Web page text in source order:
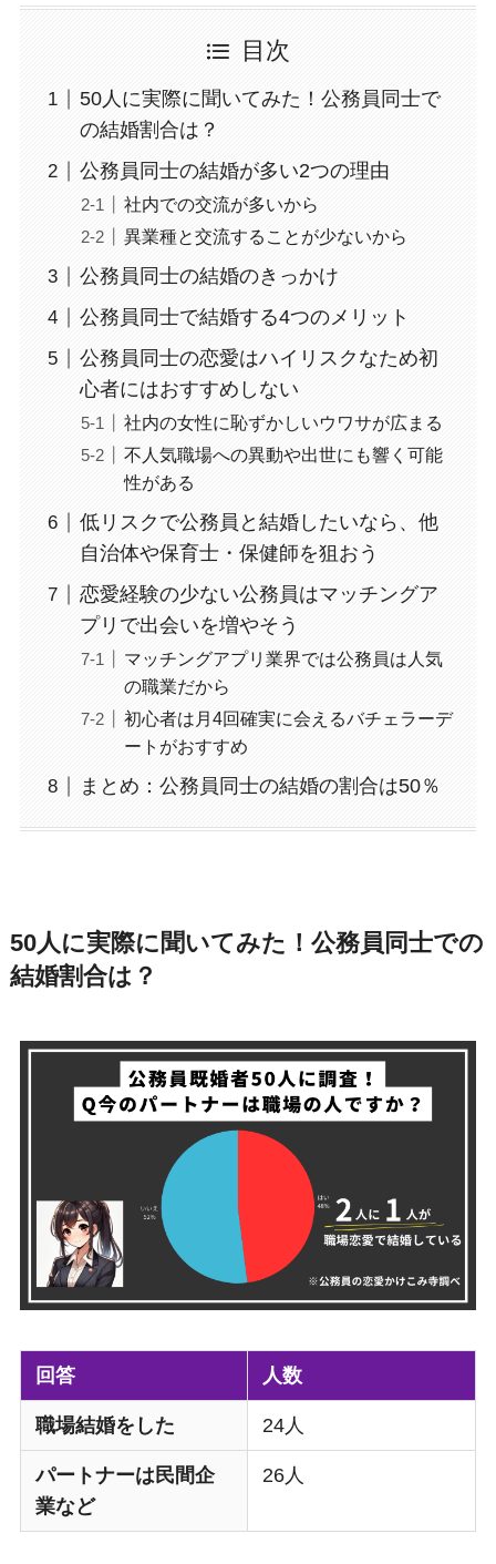
目次
50人に実際に聞いてみた！公務員同士で
の結婚割合は？
公務員同士の結婚が多い2つの理由
社内での交流が多いから
異業種と交流することが少ないから
公務員同士の結婚のきっかけ
公務員同士で結婚する4つのメリット
公務員同士の恋愛はハイリスクなため初
心者にはおすすめしない
社内の女性に恥ずかしいウワサが広まる
不人気職場への異動や出世にも響く可能
性がある
低リスクで公務員と結婚したいなら、他
自治体や保育士・保健師を狙おう
恋愛経験の少ない公務員はマッチングア
プリで出会いを増やそう
マッチングアプリ業界では公務員は人気
の職業だから
初心者は月4回確実に会えるバチェラーデ
ートがおすすめ
まとめ：公務員同士の結婚の割合は50％
50人に実際に聞いてみた！公務員同士での
結婚割合は？
回答 人数
職場結婚をした 24人
パートナーは民間企
業など
26人